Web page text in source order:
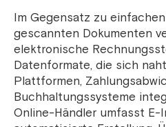
Im Gegensatz zu
gescannten Dokumenten
elektronische
Datenformate, die sich
Plattformen,
Buchhaltungssysteme
Online-Händler umfasst E-